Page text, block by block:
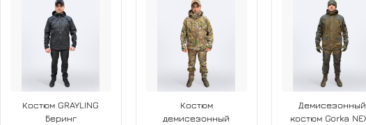
Костюм GRAYLING
Беринг
Костюм
демисезонный
Демисезонный
костюм Gorka